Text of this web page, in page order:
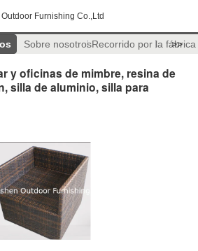
Furnishing Co.,Ltd
Sobre nosotrosRecorrido por la fábrica
>>
y oficinas de mimbre, resina de
silla de aluminio, silla para